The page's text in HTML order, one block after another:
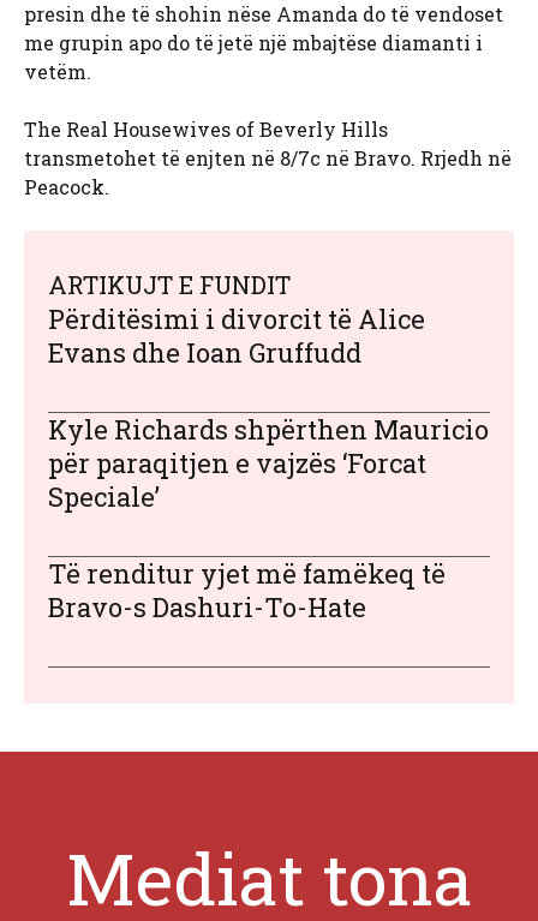
presin dhe të shohin nëse Amanda do të vendoset
me grupin apo do të jetë një mbajtëse diamanti i
vetëm.
The Real Housewives of Beverly Hills
transmetohet të enjten në 8/7c në Bravo. Rrjedh në
Peacock.
ARTIKUJT E FUNDIT
Përditësimi i divorcit të Alice
Evans dhe Ioan Gruffudd
Kyle Richards shpërthen Mauricio
për paraqitjen e vajzës ‘Forcat
Speciale’
Të renditur yjet më famëkeq të
Bravo-s Dashuri-To-Hate
Mediat tona